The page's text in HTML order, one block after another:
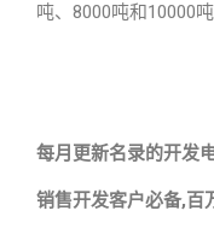
吨、8000吨和10000吨
每月更新名录的开发
销售开发客户必备,百